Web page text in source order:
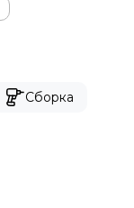
Сборка